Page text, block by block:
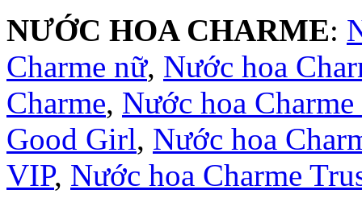
NƯỚC HOA CHARME:
Charme nữ, Nước hoa
Charme, Nước hoa Charme
Good Girl, Nước hoa
VIP, Nước hoa Charme